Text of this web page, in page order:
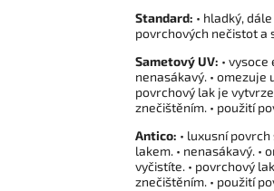
Standard: • hladký,
povrchových nečistot a
Sametový UV: •
nenasákavý. •
povrchový lak je
znečištěním. • použití
Antico: • luxusní
lakem. • nenasákavý.
vyčistíte. • povrchový
znečištěním. • použití